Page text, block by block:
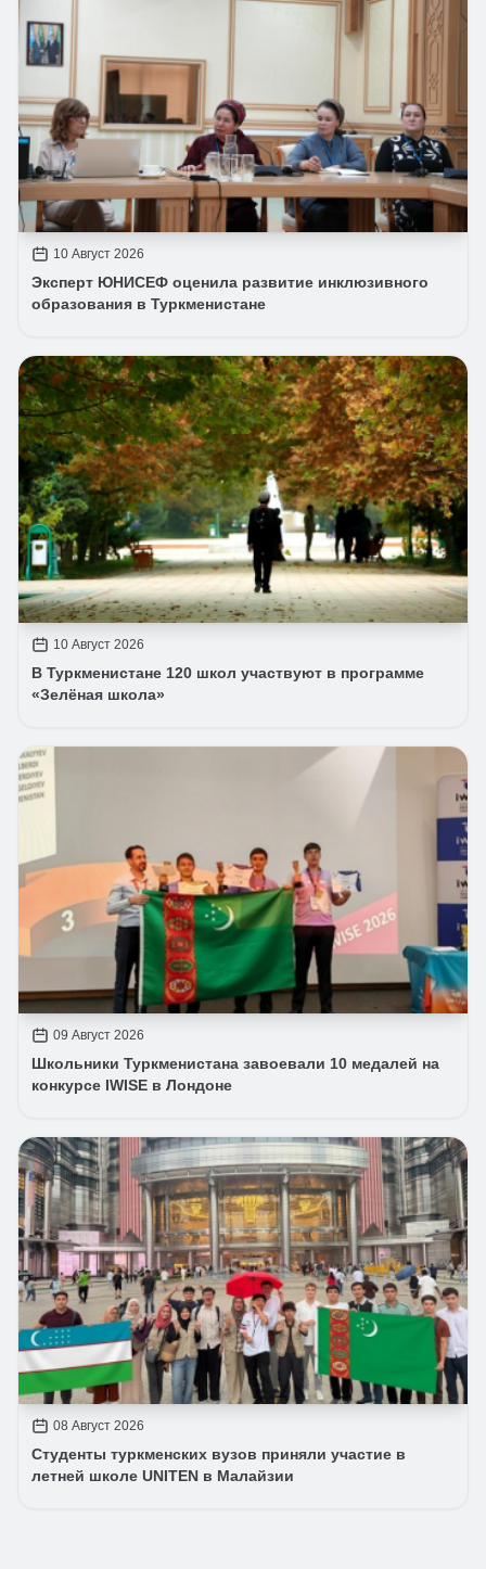
10 Август 2026
Эксперт ЮНИСЕФ оценила развитие инклюзивного
образования в Туркменистане
10 Август 2026
В Туркменистане 120 школ участвуют в программе
«Зелёная школа»
09 Август 2026
Школьники Туркменистана завоевали 10 медалей на
конкурсе IWISE в Лондоне
08 Август 2026
Студенты туркменских вузов приняли участие в
летней школе UNITEN в Малайзии